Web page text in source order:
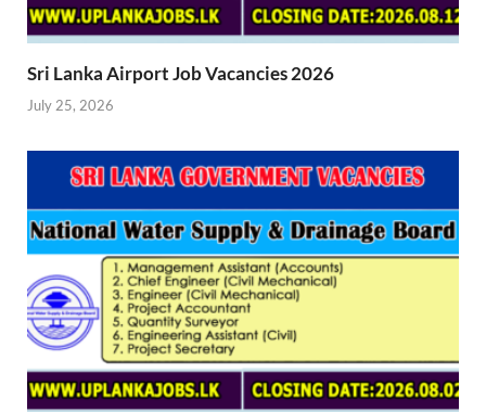
Sri Lanka Airport Job Vacancies 2026
July 25, 2026